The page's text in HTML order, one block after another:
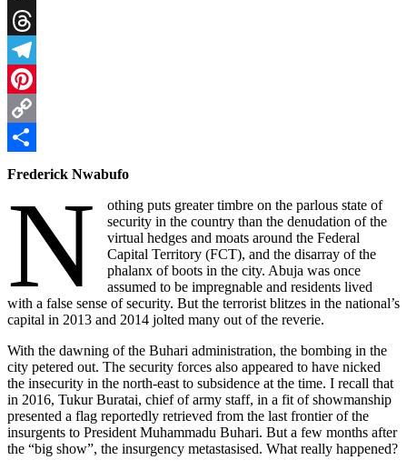
X
Threads
Telegram
Pinterest
Copy
Link
Share
Frederick Nwabufo
N
othing puts greater timbre on the parlous state of
security in the country than the denudation of the
virtual hedges and moats around the Federal
Capital Territory (FCT), and the disarray of the
phalanx of boots in the city. Abuja was once
assumed to be impregnable and residents lived
with a false sense of security. But the terrorist blitzes in the national’s
capital in 2013 and 2014 jolted many out of the reverie.
With the dawning of the Buhari administration, the bombing in the
city petered out. The security forces also appeared to have nicked
the insecurity in the north-east to subsidence at the time. I recall that
in 2016, Tukur Buratai, chief of army staff, in a fit of showmanship
presented a flag reportedly retrieved from the last frontier of the
insurgents to President Muhammadu Buhari. But a few months after
the “big show”, the insurgency metastasised. What really happened?